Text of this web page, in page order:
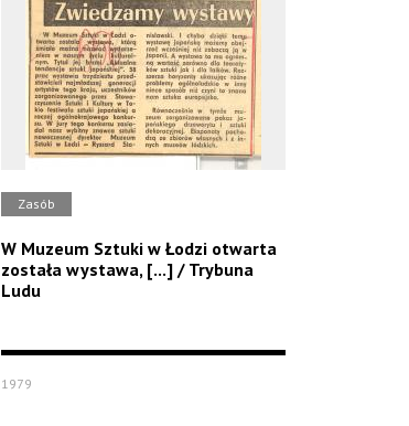
Zasób
W Muzeum Sztuki w Łodzi otwarta
została wystawa, [...] / Trybuna
Ludu
1979